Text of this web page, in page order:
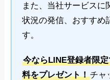
また、当社サービスに
状況の発信、おすすめ
す。
今ならLINE登録者限
料をプレゼント！チャ